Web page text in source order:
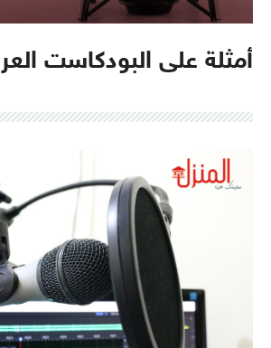
أمثلة على البودكاست